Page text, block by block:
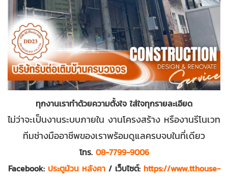
ทุกงานเราทำด้วยความตั้งใจ ใส่ใจทุกรายละเอียด
ไม่ว่าจะเป็นงานระบบภายใน งานโครงสร้าง หรืองานรีโนเวท
ทีมช่างมืออาชีพของเราพร้อมดูแลครบจบในที่เดียว
โทร. 08-7799-9006
Facebook: ประตูม้วน หลังคา / เว็บไซต์: https://www.tthouse-